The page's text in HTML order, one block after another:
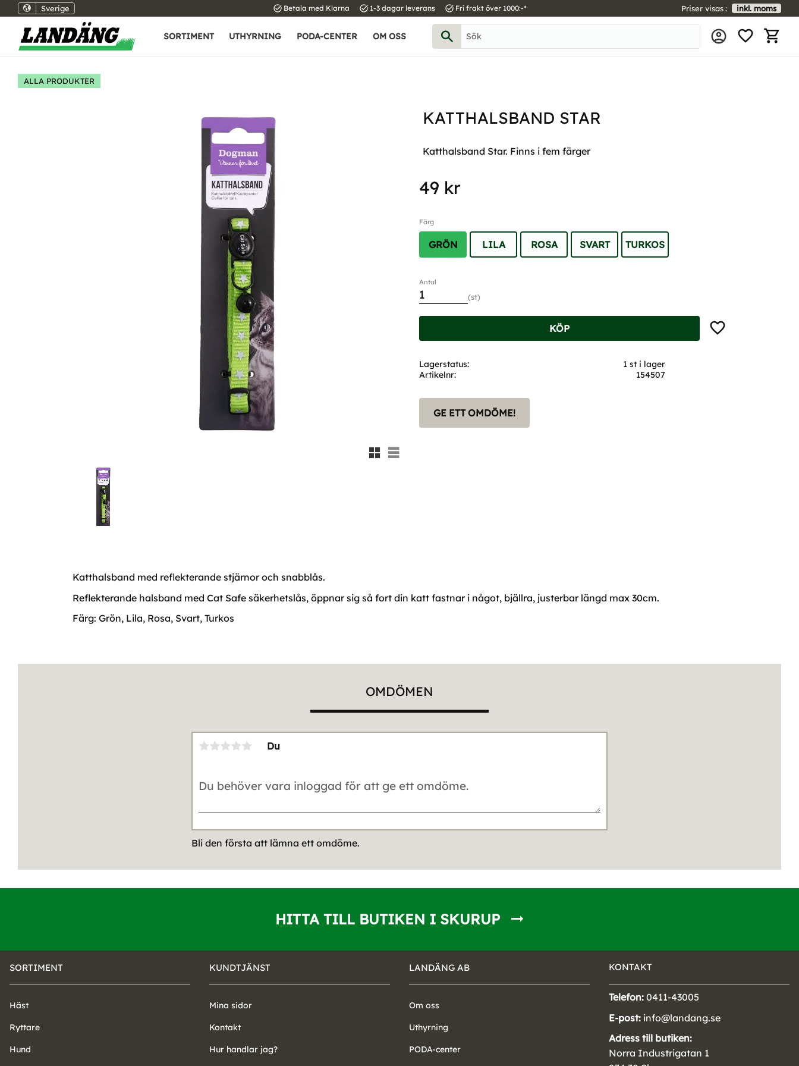
Sverige task_alt Betala med Klarna task_alt 1-3 dagar leverans task_alt Fri frakt över 1000:-* Priser visas inkl. moms
SORTIMENT UTHYRNING PODA-CENTER OM OSS
ALLA PRODUKTER
KATTHALSBAND STAR
Katthalsband Star. Finns i fem färger
Rutnätsvy
Listvy
49 kr
Färg
GRÖN LILA ROSA SVART TURKOS
Antal
st
KÖP Lägg till i favoriter
Lagerstatus
1 st i lager
Artikelnr
154507
GE ETT OMDÖME!
Katthalsband med reflekterande stjärnor och snabblås.
Reflekterande halsband med Cat Safe säkerhetslås, öppnar sig så fort din katt fastnar i något, bjällra, justerbar längd max 30cm.
Färg: Grön, Lila, Rosa, Svart, Turkos
OMDÖMEN
Du
Bli den första att lämna ett omdöme.
HITTA TILL BUTIKEN I SKURUP
SORTIMENT
Häst
Ryttare
Hund
KUNDTJÄNST
Mina sidor
Kontakt
Hur handlar jag?
LANDÄNG AB
Om oss
Uthyrning
PODA-center
KONTAKT
Telefon: 0411-43005
E-post: info@landang.se
Adress till butiken:
Norra Industrigatan 1